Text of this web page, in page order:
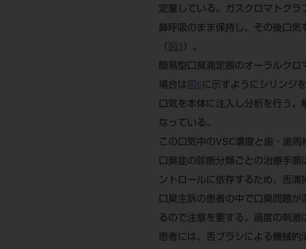
定量している。ガスクロマトグラ
鼻呼吸のまま保持し、その後口
（ 図3 ）。
簡易型口臭測定器のオーラルクロ
場合は 図5 に示すようにシリンジ
口気を本体に注入し分析を行う
なっている。
この口気中のVSC濃度と歯・歯
口臭症の診断分類ごとの治療手
ントロールに依存するため、舌清
口臭主訴の患者の中で口臭問題
るので注意を要する。過度の刺
患者には、舌ブラシによる機械